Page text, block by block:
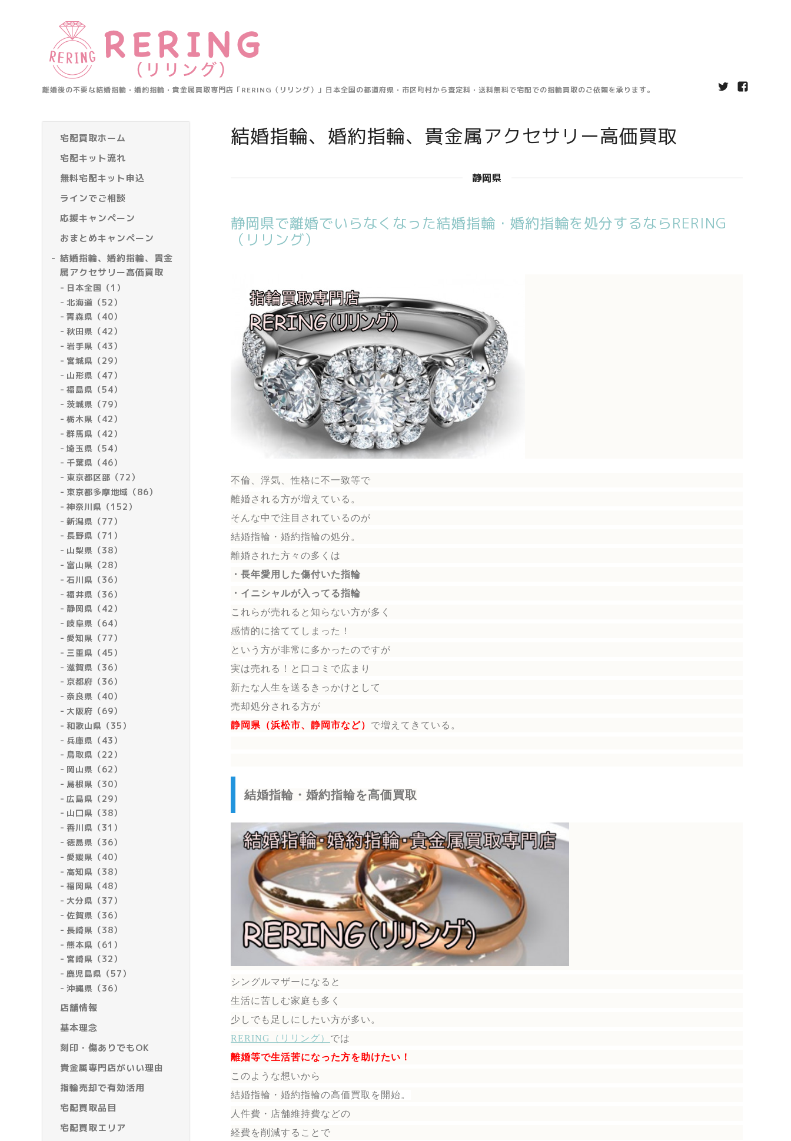
離婚後の不要な結婚指輪・婚約指輪・貴金属買取専門店「RERING（リリング）」日本全国の都道府県・市区町村から査定料・送料無料で宅配での指輪買取のご依頼を承ります。
宅配買取ホーム
宅配キット流れ
無料宅配キット申込
ラインでご相談
応援キャンペーン
おまとめキャンペーン
結婚指輪、婚約指輪、貴金
属アクセサリー高価買取
日本全国（1）
北海道（52）
青森県（40）
秋田県（42）
岩手県（43）
宮城県（29）
山形県（47）
福島県（54）
茨城県（79）
栃木県（42）
群馬県（42）
埼玉県（54）
千葉県（46）
東京都区部（72）
東京都多摩地域（86）
神奈川県（152）
新潟県（77）
長野県（71）
山梨県（38）
富山県（28）
石川県（36）
福井県（36）
静岡県（42）
岐阜県（64）
愛知県（77）
三重県（45）
滋賀県（36）
京都府（36）
奈良県（40）
大阪府（69）
和歌山県（35）
兵庫県（43）
鳥取県（22）
岡山県（62）
島根県（30）
広島県（29）
山口県（38）
香川県（31）
徳島県（36）
愛媛県（40）
高知県（38）
福岡県（48）
大分県（37）
佐賀県（36）
長崎県（38）
熊本県（61）
宮崎県（32）
鹿児島県（57）
沖縄県（36）
店舗情報
基本理念
刻印・傷ありでもOK
貴金属専門店がいい理由
指輪売却で有効活用
宅配買取品目
宅配買取エリア
結婚指輪、婚約指輪、貴金属アクセサリー高価買取
静岡県
静岡県で離婚でいらなくなった結婚指輪・婚約指輪を処分するならRERING
（リリング）
不倫、浮気、性格に不一致等で
離婚される方が増えている。
そんな中で注目されているのが
結婚指輪 ・婚約指輪の処分。
離婚された方々の多くは
・長年愛用した傷付いた指輪
・イニシャルが入ってる指輪
これらが売れると知らない方が多く
感情的に捨ててしまった！
という方が非常に多かったのですが
実は売れる！と口コミで広まり
新たな人生を送る きっかけとして
売却処分される方が
静岡県（浜松市、静岡市など） で増えてきている。
結婚指輪・婚約指輪を高価買取
シングルマザーになると
生活に苦しむ家庭も多く
少しでも足しにしたい方が多い。
RERING（リリング） では
離婚等で生活苦になった方を助けたい！
このような想いから
結婚指輪・婚約指輪の高価買取を開始。
人件費・店舗維持費などの
経費を削減することで